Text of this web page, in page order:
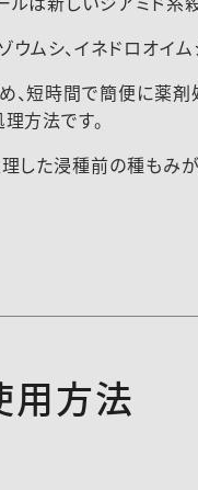
ムシ、イネドロオイ
、短時間で簡便に薬
方法です。
した浸種前の種もみ
用方法